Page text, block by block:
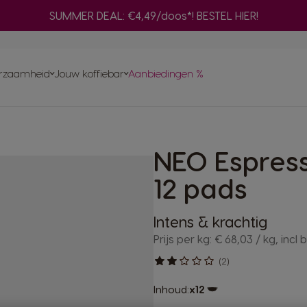
SUMMER DEAL: €4,49/doos*! BESTEL HIER!
Adapter
Jouw koffiebar Aanbiedingen %
NEO
12 pads
Intens & krachtig
Prijs per kg: € 68,03 / kg, incl
(2)
Inhoud:x12